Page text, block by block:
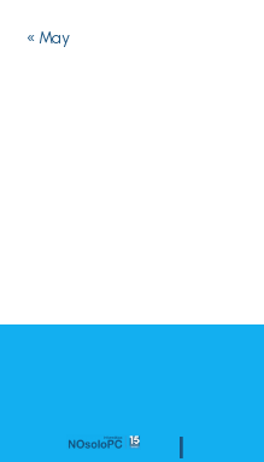
« May